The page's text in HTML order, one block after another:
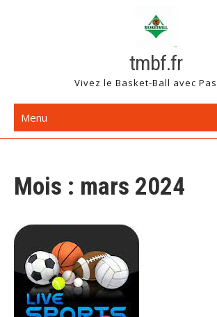
tmbf.fr
Vivez le Basket-Ball avec
Menu
Mois : mars 2024